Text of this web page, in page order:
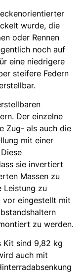
wurde, die
oder Rennen
noch auf
eine niedrigere
steifere Federn
Der einzelne
Zug- als auch die
mit einer
sie invertiert
Massen zu
Leistung zu
vor eingestellt mit
zu werden.
Kit sind 9,82 kg
auch mit